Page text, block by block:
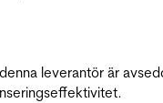
leverantör är